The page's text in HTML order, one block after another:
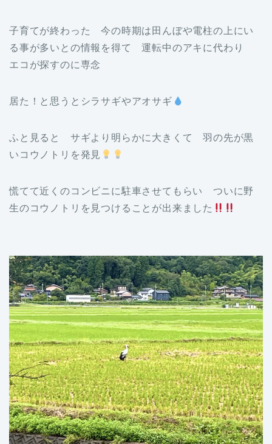
子育てが終わった 今の時期は田んぼや電柱の上にい
る事が多いとの情報を得て 運転中のアキに代わり
エコが探すのに専念
居た！と思うとシラサギやアオサギ
ふと見ると サギより明らかに大きくて 羽の先が黒
いコウノトリを発見
慌てて近くのコンビニに駐車させてもらい ついに野
生のコウノトリを見つけることが出来ました